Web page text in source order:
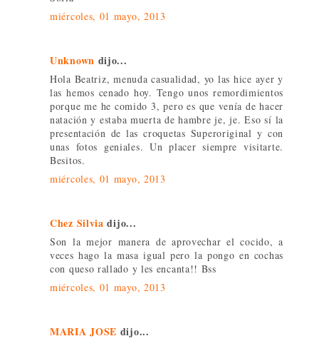
miércoles, 01 mayo, 2013
Unknown dijo...
Hola Beatriz, menuda casualidad, yo las hice ayer y
las hemos cenado hoy. Tengo unos remordimientos
porque me he comido 3, pero es que venía de hacer
natación y estaba muerta de hambre je, je. Eso sí la
presentación de las croquetas Superoriginal y con
unas fotos geniales. Un placer siempre visitarte.
Besitos.
miércoles, 01 mayo, 2013
Chez Silvia dijo...
Son la mejor manera de aprovechar el cocido, a
veces hago la masa igual pero la pongo en cochas
con queso rallado y les encanta!! Bss
miércoles, 01 mayo, 2013
MARIA JOSE dijo...